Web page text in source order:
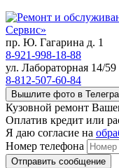
пр. Ю. Гагарина д. 1
8-921-998-18-88
ул. Лабораторная 14/59
8-812-507-60-84
Вышлите фото в
Кузовной ремонт
Оплатив кредит или
Я даю согласие на
Номер телефона